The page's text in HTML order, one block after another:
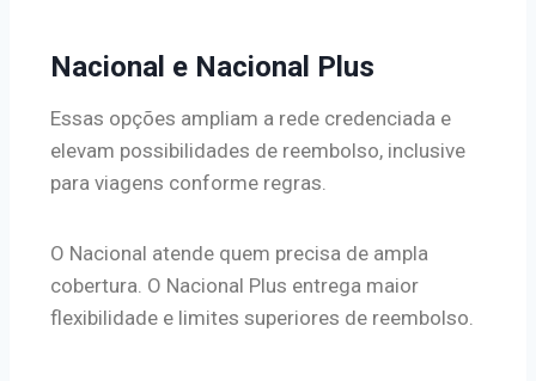
Nacional e Nacional Plus
Essas opções ampliam a rede credenciada e
elevam possibilidades de reembolso, inclusive
para viagens conforme regras.
O Nacional atende quem precisa de ampla
cobertura. O Nacional Plus entrega maior
flexibilidade e limites superiores de reembolso.